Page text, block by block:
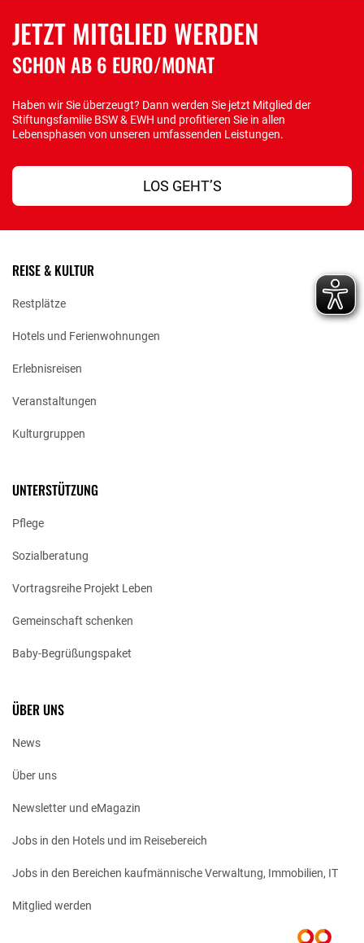
JETZT MITGLIED WERDEN
SCHON AB 6 EURO/MONAT
Haben wir Sie überzeugt? Dann werden Sie jetzt Mitglied der
Stiftungsfamilie BSW & EWH und profitieren Sie in allen
Lebensphasen von unseren umfassenden Leistungen.
LOS GEHT’S
REISE & KULTUR
Restplätze
Hotels und Ferienwohnungen
Erlebnisreisen
Veranstaltungen
Kulturgruppen
UNTERSTÜTZUNG
Pflege
Sozialberatung
Vortragsreihe Projekt Leben
Gemeinschaft schenken
Baby-Begrüßungspaket
ÜBER UNS
News
Über uns
Newsletter und eMagazin
Jobs in den Hotels und im Reisebereich
Jobs in den Bereichen kaufmännische Verwaltung, Immobilien, IT
Mitglied werden